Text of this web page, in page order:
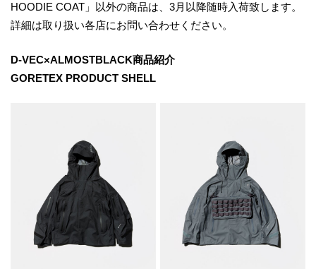
HOODIE COAT」以外の商品は、3月以降随時入荷致します。
詳細は取り扱い各店にお問い合わせください。
D-VEC×ALMOSTBLACK商品紹介
GORETEX PRODUCT SHELL